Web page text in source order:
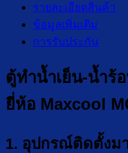
รายละเอียดสินค้า
ข้อมูลเพิ่มเติม
การรับประกัน
ตู้ทำน้ำเย็น-น้ำร้
ยี่ห้อ Maxcool
1. อุปกรณ์ติดตั้งม